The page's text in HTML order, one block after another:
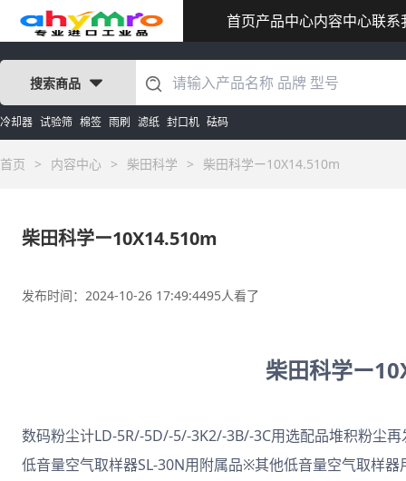
首页产品中心内容中心联系
搜索商品
冷却器 试验筛 棉签 雨刷 滤纸 封口机 砝码
首页 > 内容中心 > 柴田科学 > 柴田科学ー10X14.510m
柴田科学ー10X14.510m
发布时间：2024-10-26 17:49:4495人看了
柴田科学ー
数码粉尘计LD-5R/-5D/-5/-3K2/-3B/-3C用选配品堆积粉尘
低音量空气取样器SL-30N用附属品※其他低音量空气取样器